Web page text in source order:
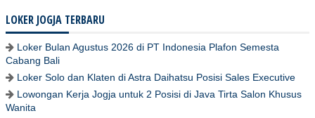
LOKER JOGJA TERBARU
Loker Bulan Agustus 2026 di PT Indonesia Plafon Semesta
Cabang Bali
Loker Solo dan Klaten di Astra Daihatsu Posisi Sales Executive
Lowongan Kerja Jogja untuk 2 Posisi di Java Tirta Salon Khusus
Wanita